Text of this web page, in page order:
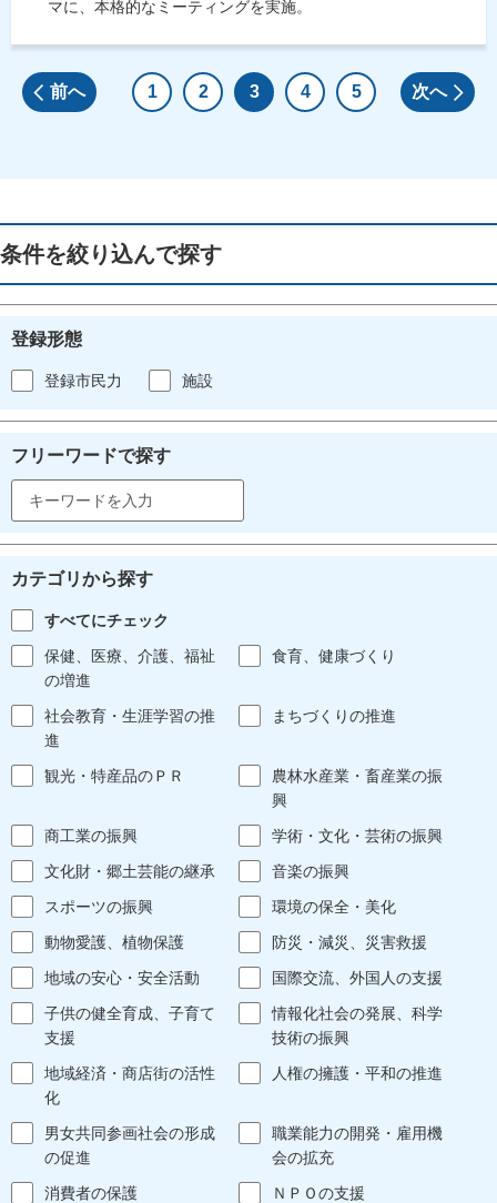
マに、本格的なミーティングを実施。
前へ 1 2 3 4 5 次へ
条件を絞り込んで探す
登録形態
登録市民力 施設
フリーワードで探す
カテゴリから探す
すべてにチェック
保健、医療、介護、福祉
の増進
食育、健康づくり
社会教育・生涯学習の推
進
まちづくりの推進
観光・特産品のＰＲ
農林水産業・畜産業の振
興
商工業の振興
学術・文化・芸術の振興
文化財・郷土芸能の継承
音楽の振興
スポーツの振興
環境の保全・美化
動物愛護、植物保護
防災・減災、災害救援
地域の安心・安全活動
国際交流、外国人の支援
子供の健全育成、子育て
支援
情報化社会の発展、科学
技術の振興
地域経済・商店街の活性
化
人権の擁護・平和の推進
男女共同参画社会の形成
の促進
職業能力の開発・雇用機
会の拡充
消費者の保護
ＮＰＯの支援